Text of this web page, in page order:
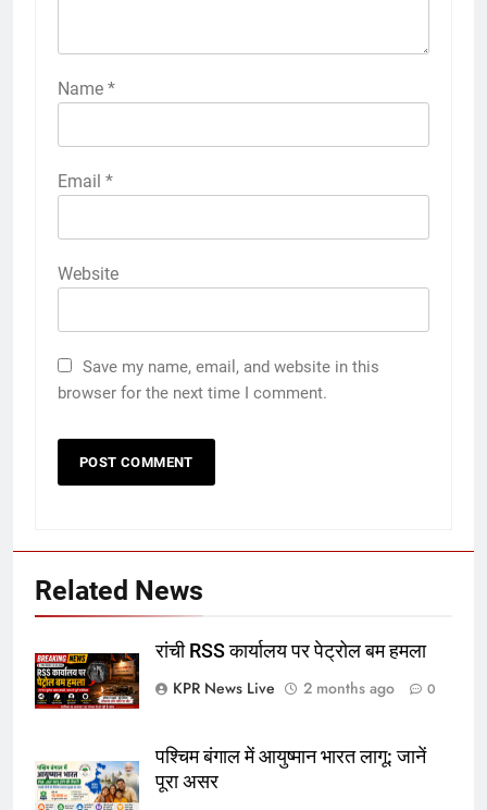
Name *
Email *
Website
Save my name, email, and website in this
browser for the next time I comment.
Related News
रांची RSS कार्यालय पर पेट्रोल बम हमला
KPR News Live
2 months ago 0
पश्चिम बंगाल में आयुष्मान भारत लागू: जानें
पूरा असर